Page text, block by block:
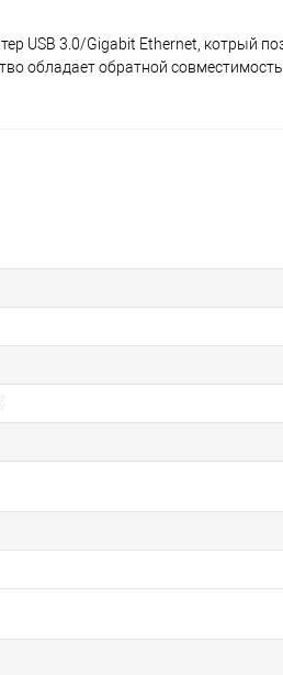
USB 3.0/Gigabit Ethernet, котрый
обладает обратной